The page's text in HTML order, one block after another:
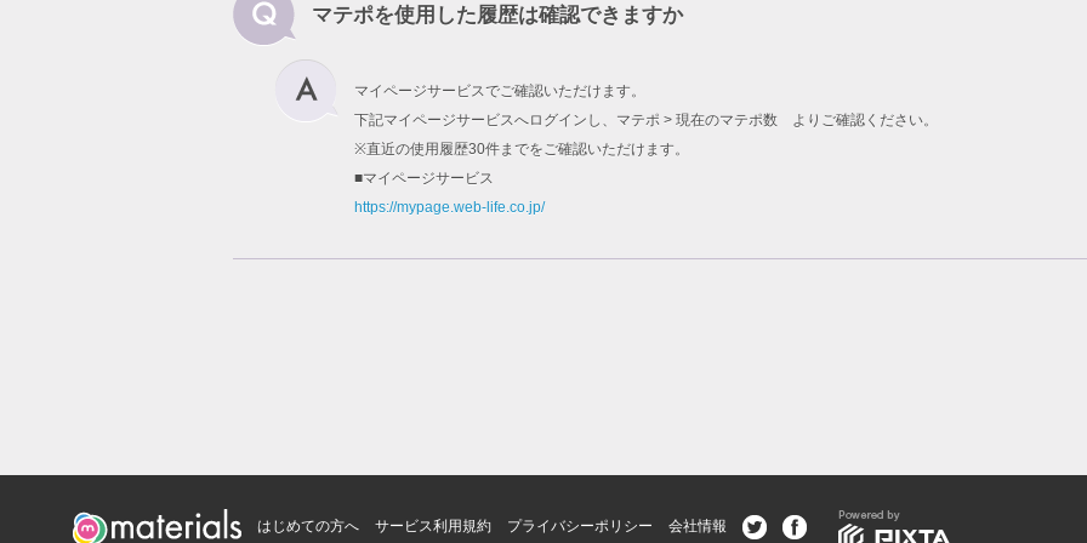
マテポを使用した履歴は確認できますか
マイページサービスでご確認いただけます。
下記マイページサービスへログインし、マテポ > 現在のマテポ数 よりご確認ください。
※直近の使用履歴30件までをご確認いただけます。
■マイページサービス
https://mypage.web-life.co.jp/
はじめての方へ サービス利用規約 プライバシーポリシー 会社情報